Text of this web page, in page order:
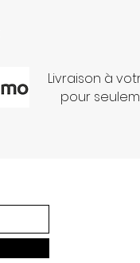
Livraison à
pour